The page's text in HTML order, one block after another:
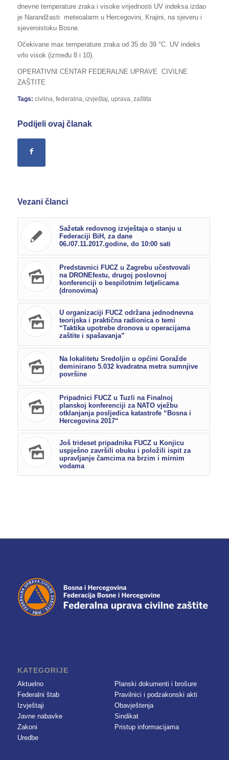
dnevne temperature zraka i visoke vrijednosti UV indeksa izdao
je Narandžasti meteoalarm u Hercegovini, Krajini, na sjeveru i
sjeveroistoku Bosne.
Očekivane max temperature zraka od 35 do 39 °C. UV indeks
vrlo visok (između 8 i 10).
OPERATIVNI CENTAR FEDERALNE UPRAVE CIVILNE
ZAŠTITE
Tags: civilna federalna izvještaj uprava zaštita
Podijeli ovaj članak
Vezani članci
Sažetak redovnog izvještaja o stanju u
Federaciji BiH, za dane
06./07.11.2017.godine, do 10:00 sati
Predstavnici FUCZ u Zagrebu učestvovali
na DRONEfestu, drugoj poslovnoj
konferenciji o bespilotnim letjelicama
(dronovima)
U organizaciji FUCZ održana jednodnevna
teorijska i praktična radionica o temi
“Taktika upotrebe dronova u operacijama
zaštite i spašavanja”
Na lokalitetu Sredoljin u općini Goražde
deminirano 5.032 kvadratna metra sumnjive
površine
Pripadnici FUCZ u Tuzli na Finalnoj
planskoj konferenciji za NATO vježbu
otklanjanja posljedica katastrofe “Bosna i
Hercegovina 2017“
Još trideset pripadnika FUCZ u Konjicu
uspješno završili obuku i položili ispit za
upravljanje čamcima na brzim i mirnim
vodama
KATEGORIJE
Aktuelno
Federalni štab
Izvještaji
Javne nabavke
Zakoni
Uredbe
Planski dokumenti i brošure
Pravilnici i podzakonski akti
Obavještenja
Sindikat
Pristup informacijama